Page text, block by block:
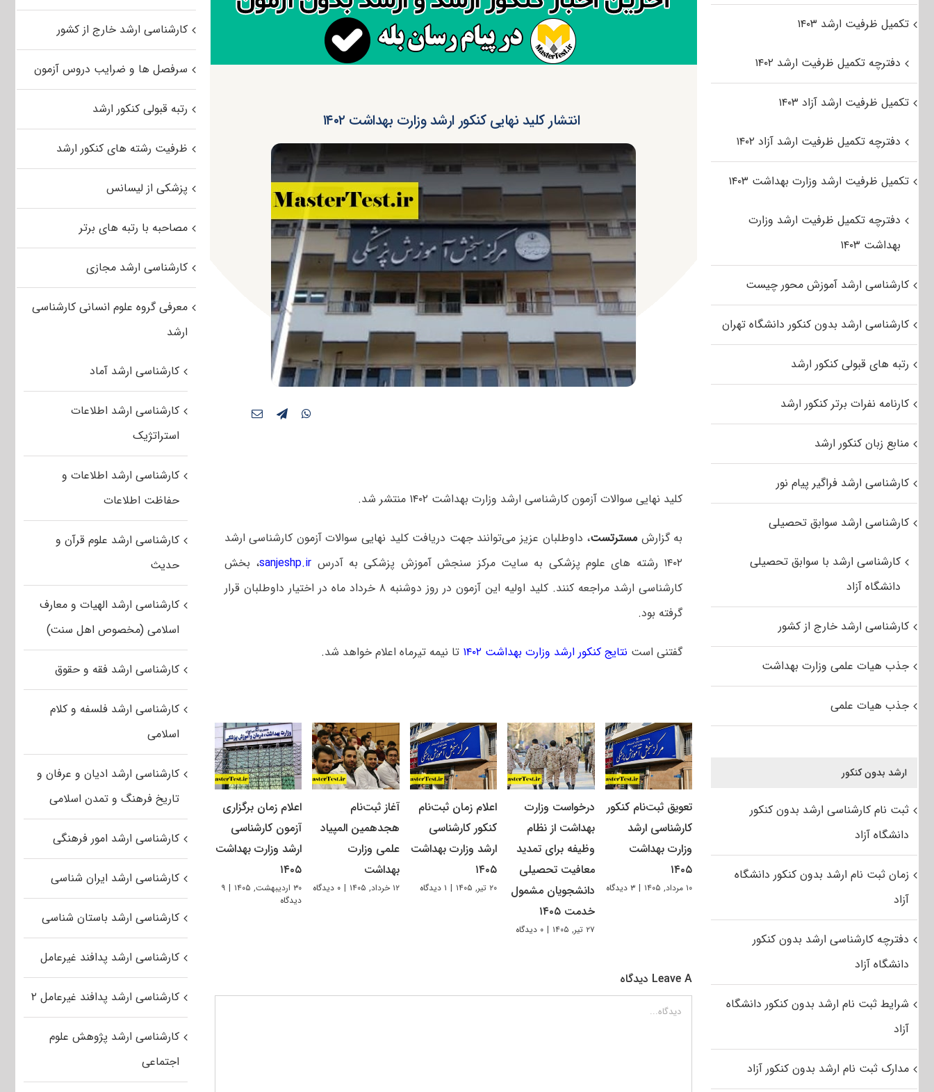
انتشار کلید نهایی کنکور ارشد وزارت بهداشت ۱۴۰۲
کلید نهایی سوالات آزمون کارشناسی ارشد وزارت بهداشت ۱۴۰۲ منتشر شد.
به گزارش مسترتست، داوطلبان عزیز می‌توانند جهت دریافت کلید نهایی سوالات آزمون کارشناسی ارشد
۱۴۰۲ رشته های علوم پزشکی به سایت مرکز سنجش آموزش پزشکی به آدرس
sanjeshp.ir، بخش
کارشناسی ارشد مراجعه کنند. کلید اولیه این آزمون در روز دوشنبه ۸ خرداد ماه در اختیار داوطلبان قرار
گرفته بود.
گفتنی است نتایج کنکور ارشد وزارت بهداشت ۱۴۰۲ تا نیمه تیرماه اعلام خواهد شد.
تعویق ثبت‌نام کنکور
کارشناسی ارشد
وزارت بهداشت
۱۴۰۵
۱۰ مرداد, ۱۴۰۵ | ۳ دیدگاه
درخواست وزارت
بهداشت از نظام
وظیفه برای تمدید
معافیت تحصیلی
دانشجویان مشمول
خدمت ۱۴۰۵
۲۷ تیر, ۱۴۰۵ | ۰ دیدگاه
اعلام زمان ثبت‌نام
کنکور کارشناسی
ارشد وزارت بهداشت
۱۴۰۵
۲۰ تیر, ۱۴۰۵ | ۱ دیدگاه
آغاز ثبت‌نام
هجدهمین المپیاد
علمی وزارت
بهداشت
۱۲ خرداد, ۱۴۰۵ | ۰ دیدگاه
اعلام زمان برگزاری
آزمون کارشناسی
ارشد وزارت بهداشت
۱۴۰۵
۳۰ اردیبهشت, ۱۴۰۵ | ۹
دیدگاه
Leave A دیدگاه
دیدگاه
کارشناسی ارشد خارج از کشور
سرفصل ها و ضرایب دروس آزمون
رتبه قبولی کنکور ارشد
ظرفیت رشته های کنکور ارشد
پزشکی از لیسانس
مصاحبه با رتبه های برتر
کارشناسی ارشد مجازی
معرفی گروه علوم انسانی کارشناسی
ارشد
کارشناسی ارشد آماد
کارشناسی ارشد اطلاعات
استراتژیک
کارشناسی ارشد اطلاعات و
حفاظت اطلاعات
کارشناسی ارشد علوم قرآن و
حدیث
کارشناسی ارشد الهیات و معارف
اسلامی (مخصوص اهل سنت)
کارشناسی ارشد فقه و حقوق
کارشناسی ارشد فلسفه و کلام
اسلامی
کارشناسی ارشد ادیان و عرفان و
تاریخ فرهنگ و تمدن اسلامی
کارشناسی ارشد امور فرهنگی
کارشناسی ارشد ایران شناسی
کارشناسی ارشد باستان شناسی
کارشناسی ارشد پدافند غیرعامل
کارشناسی ارشد پدافند غیرعامل ۲
کارشناسی ارشد پژوهش علوم
اجتماعی
تکمیل ظرفیت ارشد ۱۴۰۳
دفترچه تکمیل ظرفیت ارشد ۱۴۰۲
تکمیل ظرفیت ارشد آزاد ۱۴۰۳
دفترچه تکمیل ظرفیت ارشد آزاد ۱۴۰۲
تکمیل ظرفیت ارشد وزارت بهداشت ۱۴۰۳
دفترچه تکمیل ظرفیت ارشد وزارت
بهداشت ۱۴۰۳
کارشناسی ارشد آموزش محور چیست
کارشناسی ارشد بدون کنکور دانشگاه تهران
رتبه های قبولی کنکور ارشد
کارنامه نفرات برتر کنکور ارشد
منابع زبان کنکور ارشد
کارشناسی ارشد فراگیر پیام نور
کارشناسی ارشد سوابق تحصیلی
کارشناسی ارشد با سوابق تحصیلی
دانشگاه آزاد
کارشناسی ارشد خارج از کشور
جذب هیات علمی وزارت بهداشت
جذب هیات علمی
ارشد بدون کنکور
ثبت نام کارشناسی ارشد بدون کنکور
دانشگاه آزاد
زمان ثبت نام ارشد بدون کنکور دانشگاه
آزاد
دفترچه کارشناسی ارشد بدون کنکور
دانشگاه آزاد
شرایط ثبت نام ارشد بدون کنکور دانشگاه
آزاد
مدارک ثبت نام ارشد بدون کنکور آزاد